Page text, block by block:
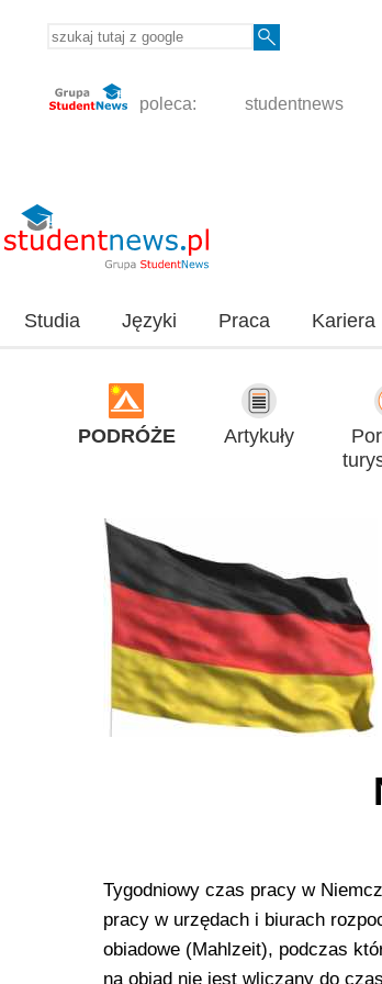
poleca: studentnews
Studia Języki Praca Kariera
PODRÓŻE Artykuły
Tygodniowy czas pracy w
pracy w urzędach i biurach
obiadowe (Mahlzeit), podczas
na obiad nie jest wliczany do